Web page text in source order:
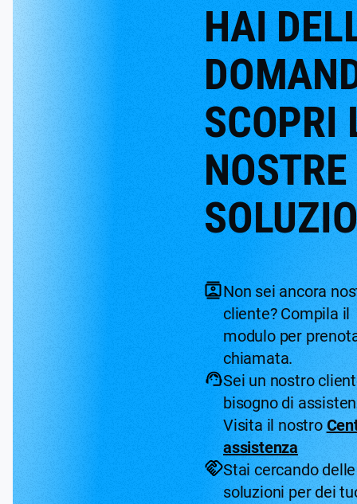
HAI
SCOPRI
NOSTRE
Non sei ancora
cliente? Compila il
modulo per
chiamata.
Sei un nostro
bisogno di
Visita il nostro
assistenza
Stai cercando delle
soluzioni per dei